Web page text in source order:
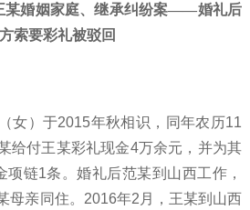
婚姻家庭、继承纠纷案——婚礼后
索要彩礼被驳回
女）于2015年秋相识，同年农历11
给付王某彩礼现金4万余元，并为其
链1条。婚礼后范某到山西工作，
母亲同住。2016年2月，王某到山西